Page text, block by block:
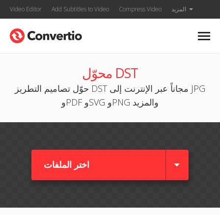
Video Editor Add Subtitles to Video Compress Video المزيد
محوّل DST
حوّل تصاميم التطريز DST مجاناً عبر الإنترنت إلى JPG
وPDF وSVG وPNG والمزيد
اختر الملفات